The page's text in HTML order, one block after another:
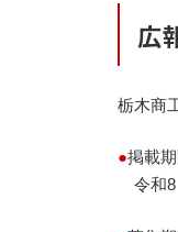
広
栃木商
●掲載
令和8